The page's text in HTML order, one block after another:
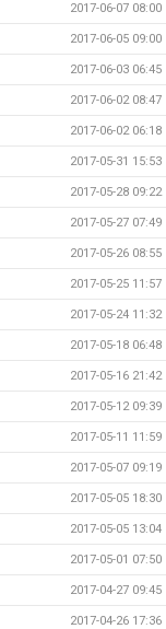
2017-06-07 08:00
2017-06-05 09:00
2017-06-03 06:45
2017-06-02 08:47
2017-06-02 06:18
2017-05-31 15:53
2017-05-28 09:22
2017-05-27 07:49
2017-05-26 08:55
2017-05-25 11:57
2017-05-24 11:32
2017-05-18 06:48
2017-05-16 21:42
2017-05-12 09:39
2017-05-11 11:59
2017-05-07 09:19
2017-05-05 18:30
2017-05-05 13:04
2017-05-01 07:50
2017-04-27 09:45
2017-04-26 17:36